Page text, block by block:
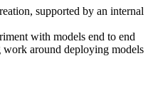
supported by an internal
with models end to end
work around deploying models